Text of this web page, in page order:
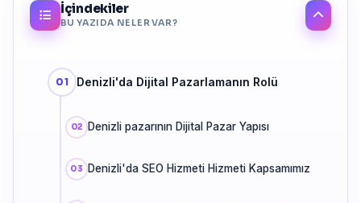
İçindekiler
BU YAZIDA NELER VAR?
Denizli'da Dijital Pazarlamanın Rolü
Denizli pazarının Dijital Pazar Yapısı
Denizli'da SEO Hizmeti Hizmeti Kapsamımız